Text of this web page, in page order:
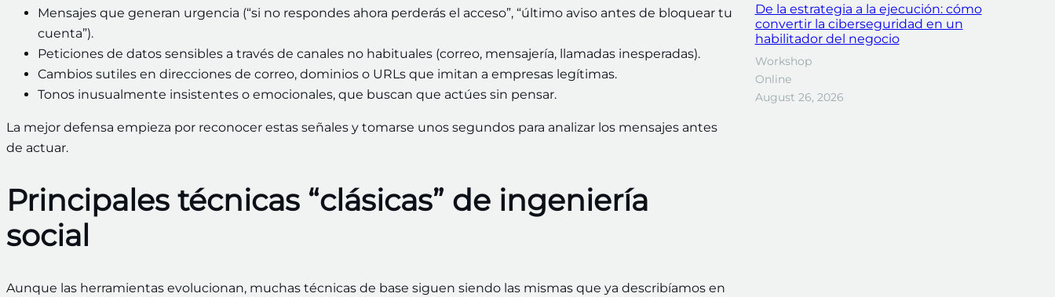
Mensajes que generan urgencia (“si no respondes ahora perderás el acceso”, “último aviso antes de bloquear tu
cuenta”).
Peticiones de datos sensibles a través de canales no habituales (correo, mensajería, llamadas inesperadas).
Cambios sutiles en direcciones de correo, dominios o URLs que imitan a empresas legítimas.
Tonos inusualmente insistentes o emocionales, que buscan que actúes sin pensar.
La mejor defensa empieza por reconocer estas señales y tomarse unos segundos para analizar los mensajes antes
de actuar.
Principales técnicas “clásicas” de ingeniería
social
Aunque las herramientas evolucionan, muchas técnicas de base siguen siendo las mismas que ya describíamos en
De la estrategia a la ejecución: cómo
convertir la ciberseguridad en un
habilitador del negocio
Workshop
Online
August 26, 2026